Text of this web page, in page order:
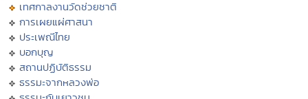
เทศกาลงานวัดช่วยชาติ
การเผยแผ่ศาสนา
ประเพณีไทย
บอกบุญ
สถานปฏิบัติธรรม
ธรรมะจากหลวงพ่อ